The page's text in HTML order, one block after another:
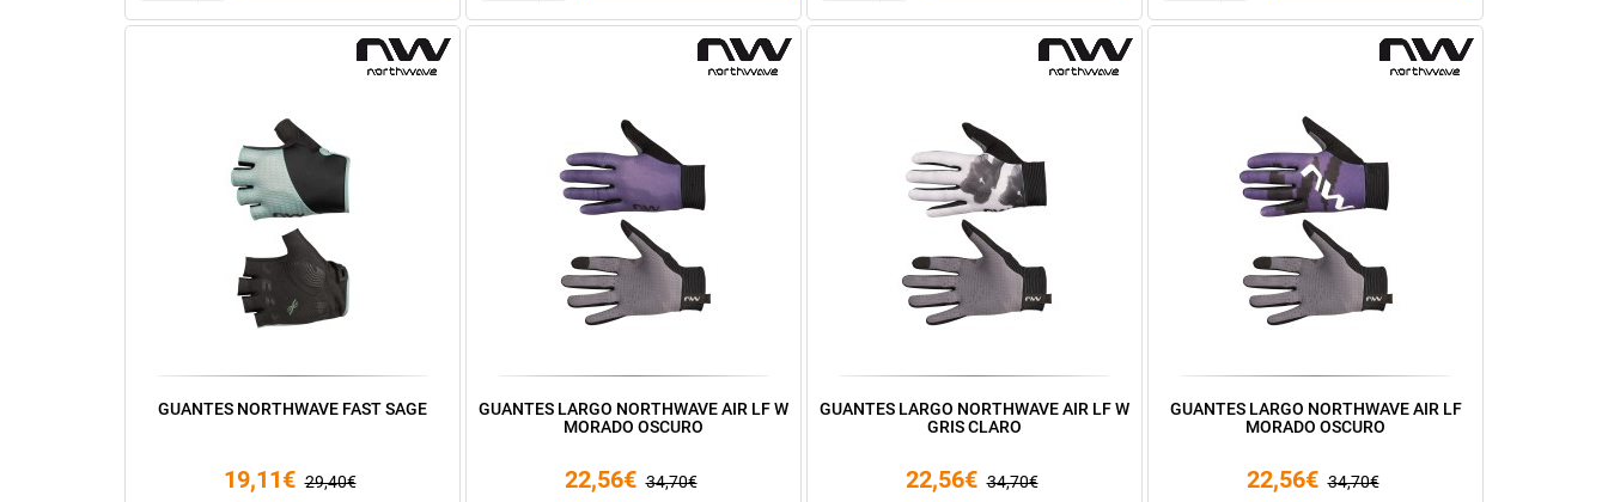
GUANTES NORTHWAVE FAST SAGE
19,11€ 29,40€
GUANTES LARGO NORTHWAVE AIR LF W
MORADO OSCURO
22,56€ 34,70€
GUANTES LARGO NORTHWAVE AIR LF W
GRIS CLARO
22,56€ 34,70€
GUANTES LARGO NORTHWAVE AIR LF
MORADO OSCURO
22,56€ 34,70€